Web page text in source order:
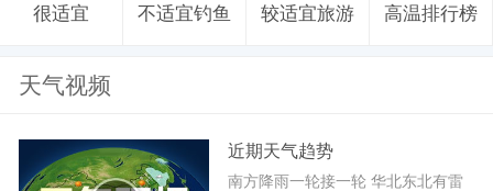
很适宜 不适宜钓鱼 较适宜旅游 高温排行榜
天气视频
近期天气趋势
南方降雨一轮接一轮 华北东北有雷